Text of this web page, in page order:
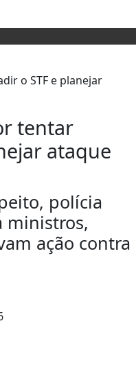
tentar
ataque
polícia
ministros,
ação contra